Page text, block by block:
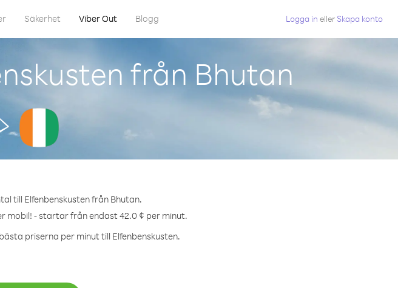
Säkerhet Viber Out Blogg Logga in eller Skapa konto
från Bhutan
till Elfenbenskusten från Bhutan.
mobil! - startar från endast 42.0 ¢ per minut.
priserna per minut till Elfenbenskusten.